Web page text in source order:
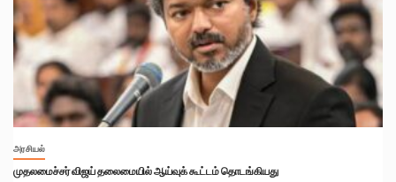
அரசியல்
முதலமைச்சர் விஜய் தலைமையில் ஆய்வுக் கூட்டம் தொடங்கியது